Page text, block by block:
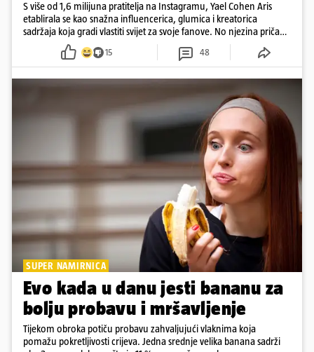
S više od 1,6 milijuna pratitelja na Instagramu, Yael Cohen Aris
etablirala se kao snažna influencerica, glumica i kreatorica
sadržaja koja gradi vlastiti svijet za svoje fanove. No njezina priča
pokazuje da online slava dolazi i s neočekivanim izazovima
15 48
SUPER NAMIRNICA
Evo kada u danu jesti bananu za
bolju probavu i mršavljenje
Tijekom obroka potiču probavu zahvaljujući vlaknima koja
pomažu pokretljivosti crijeva. Jedna srednje velika banana sadrži